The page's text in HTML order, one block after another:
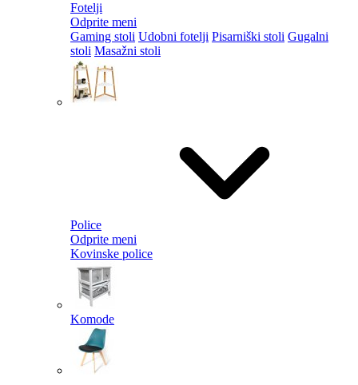
Fotelji
Odprite meni
Gaming stoli Udobni fotelji Pisarniški stoli Gugalni
stoli Masažni stoli
Police
Odprite meni
Kovinske police
Komode